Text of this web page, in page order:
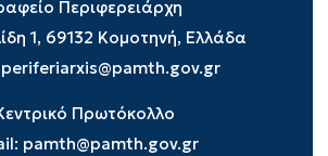
Περιφερειάρχη
1, 69132 Κομοτηνή, Ελλάδα
periferiarxis@pamth.gov.gr
Πρωτόκολλο
pamth@pamth.gov.gr